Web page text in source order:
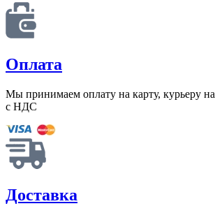
Оплата
Мы принимаем оплату на карту, курьеру
с НДС
Доставка